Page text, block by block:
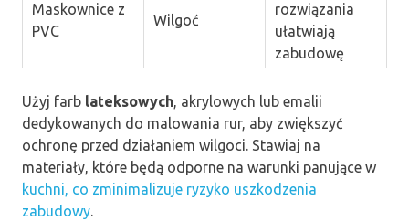
Maskownice z
PVC
Wilgoć
rozwiązania
ułatwiają
zabudowę
Użyj farb lateksowych, akrylowych lub emalii
dedykowanych do malowania rur, aby zwiększyć
ochronę przed działaniem wilgoci. Stawiaj na
materiały, które będą odporne na warunki panujące w
kuchni, co zminimalizuje ryzyko uszkodzenia
zabudowy.